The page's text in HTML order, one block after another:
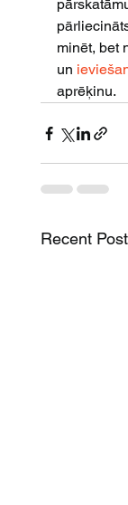
minēt, bet
un
aprēķinu.
Recent